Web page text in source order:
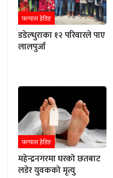
फ्ल्यास हेडिङ
डडेल्धुराका १२ परिवारले पाए
लालपुर्जा
फ्ल्यास हेडिङ
महेन्द्रनगरमा घरको छतबाट
लडेर युवकको मृत्यु